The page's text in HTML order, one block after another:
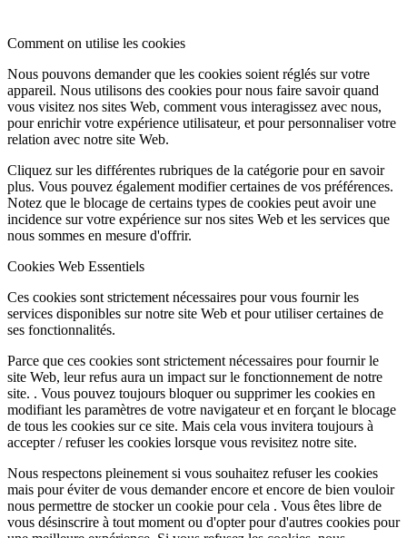
Comment on utilise les cookies
Nous pouvons demander que les cookies soient réglés sur votre
appareil. Nous utilisons des cookies pour nous faire savoir quand
vous visitez nos sites Web, comment vous interagissez avec nous,
pour enrichir votre expérience utilisateur, et pour personnaliser votre
relation avec notre site Web.
Cliquez sur les différentes rubriques de la catégorie pour en savoir
plus. Vous pouvez également modifier certaines de vos préférences.
Notez que le blocage de certains types de cookies peut avoir une
incidence sur votre expérience sur nos sites Web et les services que
nous sommes en mesure d'offrir.
Cookies Web Essentiels
Ces cookies sont strictement nécessaires pour vous fournir les
services disponibles sur notre site Web et pour utiliser certaines de
ses fonctionnalités.
Parce que ces cookies sont strictement nécessaires pour fournir le
site Web, leur refus aura un impact sur le fonctionnement de notre
site. . Vous pouvez toujours bloquer ou supprimer les cookies en
modifiant les paramètres de votre navigateur et en forçant le blocage
de tous les cookies sur ce site. Mais cela vous invitera toujours à
accepter / refuser les cookies lorsque vous revisitez notre site.
Nous respectons pleinement si vous souhaitez refuser les cookies
mais pour éviter de vous demander encore et encore de bien vouloir
nous permettre de stocker un cookie pour cela . Vous êtes libre de
vous désinscrire à tout moment ou d'opter pour d'autres cookies pour